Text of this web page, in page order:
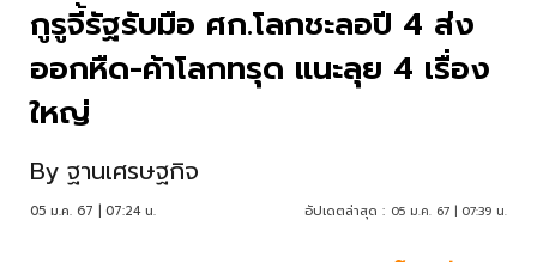
กูรูจี้รัฐรับมือ ศก.โลกชะลอปี 4 ส่ง
ออกหืด-ค้าโลกทรุด แนะลุย 4 เรื่อง
ใหญ่
By ฐานเศรษฐกิจ
05 ม.ค. 67 | 07:24 น. อัปเดตล่าสุด : 05 ม.ค. 67 | 07:39 น.